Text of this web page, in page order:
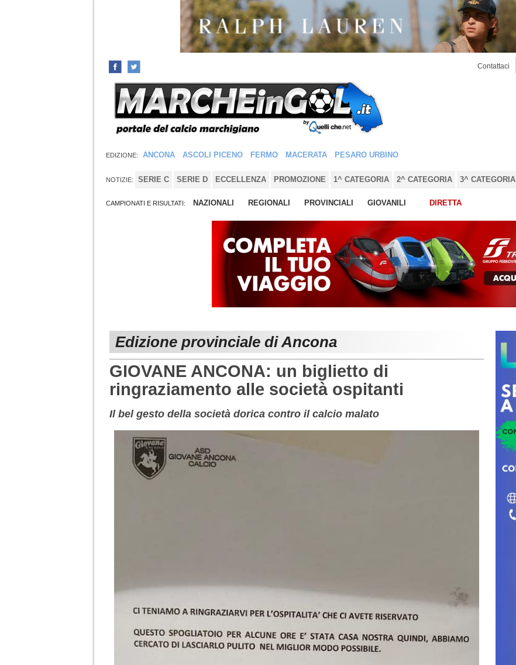
Contattaci
EDIZIONE: ANCONA ASCOLI PICENO FERMO MACERATA PESARO URBINO
NOTIZIE: SERIE C SERIE D ECCELLENZA PROMOZIONE 1^ CATEGORIA 2^ CATEGORIA 3^ CATEGORIA
CAMPIONATI E RISULTATI: NAZIONALI REGIONALI PROVINCIALI GIOVANILI DIRETTA
Edizione provinciale di Ancona
GIOVANE ANCONA: un biglietto di
ringraziamento alle società ospitanti
Il bel gesto della società dorica contro il calcio malato